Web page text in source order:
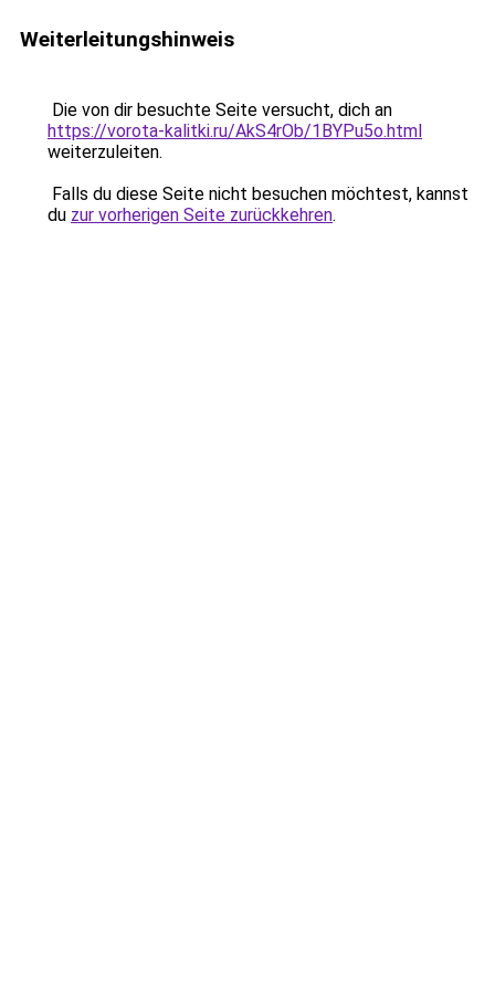
Weiterleitungshinweis
Die von dir besuchte Seite versucht, dich an
https://vorota-kalitki.ru/AkS4rOb/1BYPu5o.html
weiterzuleiten.
Falls du diese Seite nicht besuchen möchtest, kannst
du zur vorherigen Seite zurückkehren.